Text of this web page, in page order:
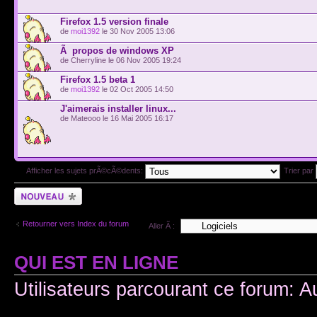
Firefox 1.5 version finale
de moi1392 le 30 Nov 2005 13:06
Ã propos de windows XP
de Cherryline le 06 Nov 2005 19:24
Firefox 1.5 beta 1
de moi1392 le 02 Oct 2005 14:50
J'aimerais installer linux...
de Mateooo le 16 Mai 2005 16:17
Afficher les sujets prÃ©cÃ©dents: Trier par
Ecrire un nouveau
sujet
Retourner vers Index du forum Aller Ã :
QUI EST EN LIGNE
Utilisateurs parcourant ce forum: